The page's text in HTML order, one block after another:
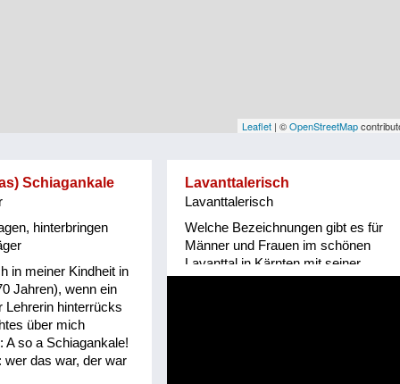
Leaflet | ©OpenStreetMap
Schiagankale
hinterbringen
in meiner Kindheit in
Jahren), wenn ein
Lehrerin hinterrücks
über mich
A so a Schiagankale!
wer das war, der war
Lavanttalerisch
Lavanttalerisch
Welche Bezeichnungen gibt es für
Männer und Frauen im schönen
Lavanttal in Kärnten mit seiner